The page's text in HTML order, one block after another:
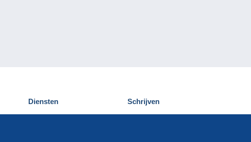
Diensten
Delcampe ontdekken
Schrijven